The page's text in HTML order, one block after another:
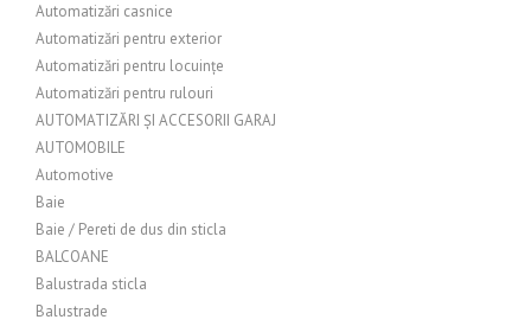
Automatizări casnice
Automatizări pentru exterior
Automatizări pentru locuințe
Automatizări pentru rulouri
AUTOMATIZĂRI ȘI ACCESORII GARAJ
AUTOMOBILE
Automotive
Baie
Baie / Pereti de dus din sticla
BALCOANE
Balustrada sticla
Balustrade